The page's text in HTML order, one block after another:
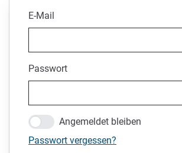
E-Mail
Passwort
Angemeldet bleiben
Passwort vergessen?